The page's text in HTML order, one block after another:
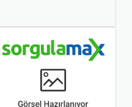
bileti seçimi, seyahatinizin
başarısını doğrudan